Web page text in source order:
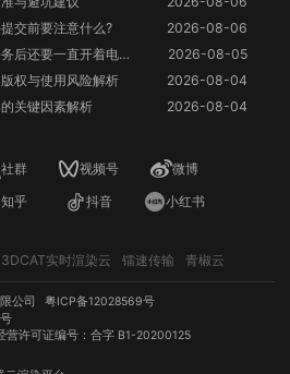
交前要注意什么?
2026-08-06
云渲染可以关机吗？提交任务后还要一直开着电脑吗？
2026-08-05
权与使用风险解析
2026-08-04
关键因素解析
2026-08-04
社群 视频号
微博
知乎 抖音 小红书
3DCAT实时渲染云 镭速传输 青椒云
公司
粤ICP备12028569号
营许可证编号：合字 B1-20200125